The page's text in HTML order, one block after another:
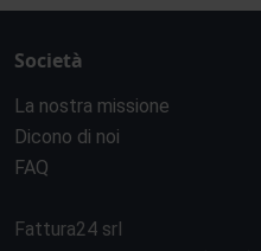
Società
La nostra missione
Dicono di noi
FAQ
Fattura24 srl